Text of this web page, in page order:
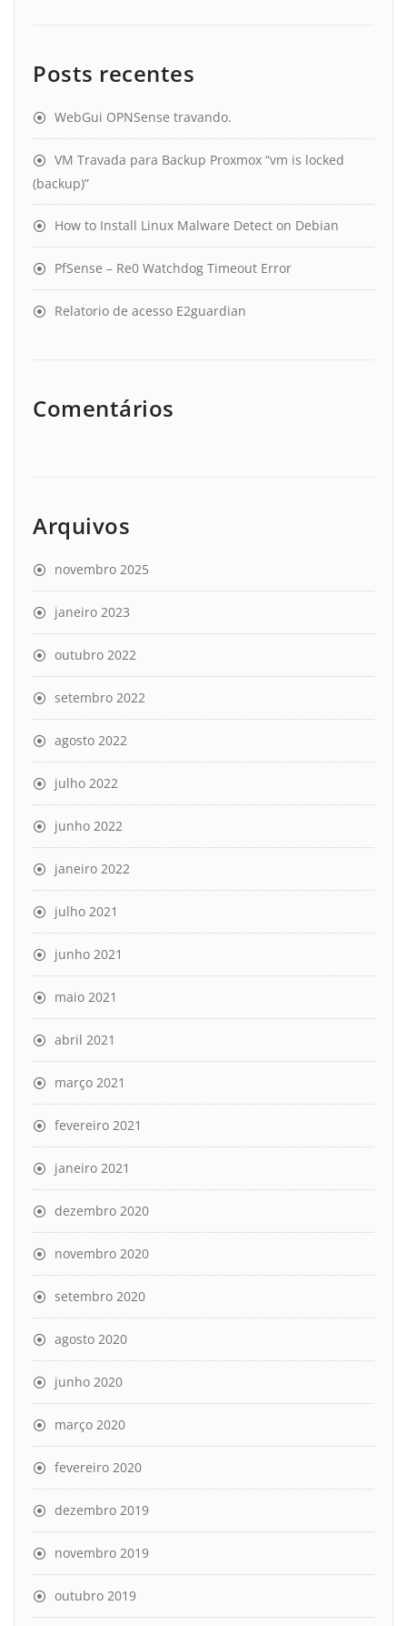
Posts recentes
WebGui OPNSense travando.
VM Travada para Backup Proxmox “vm is locked
(backup)”
How to Install Linux Malware Detect on Debian
PfSense – Re0 Watchdog Timeout Error
Relatorio de acesso E2guardian
Comentários
Arquivos
novembro 2025
janeiro 2023
outubro 2022
setembro 2022
agosto 2022
julho 2022
junho 2022
janeiro 2022
julho 2021
junho 2021
maio 2021
abril 2021
março 2021
fevereiro 2021
janeiro 2021
dezembro 2020
novembro 2020
setembro 2020
agosto 2020
junho 2020
março 2020
fevereiro 2020
dezembro 2019
novembro 2019
outubro 2019